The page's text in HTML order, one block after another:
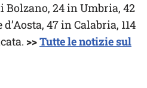
24 in Umbria, 42
47 in Calabria, 114
>>Tutte le notizie sul